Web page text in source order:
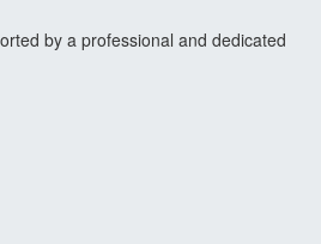
by a professional and dedicated